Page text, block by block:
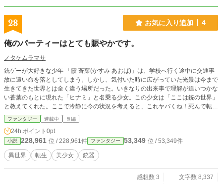
28 お気に入り追加 4
俺のパーティーはとても賑やかです。
ノタケムラマサ
銃ゲーが大好きな少年 「霞 蒼葉(かすみ あおば)」は、学校へ行く途中に交通事
故に遭い命を落としてしまう。しかし、気付いた時に広がっていた光景は今まで
生きてきた世界とは全く違う場所だった。いきなりの出来事で理解が追いつかな
い蒼葉のもとに現れた「ヒナミ」と名乗る少女。この少女は「ここは銃の世界」
と教えてくれた。ここで冷静に今の状況を考えると、これヤバくね！死んで転生
したら美少女が目の前にいる！しかも大好きな銃ゲーの世界！明るい未来しか見
えないぜ！！ ※そんなことはありません。
ファンタジー 連載中 長編
24h.ポイント 0pt
小説 228,961 位 / 228,961件 ファンタジー 53,349 位 / 53,349件
異世界 転生 美少女 銃器
感想数 3
文字数 8,337